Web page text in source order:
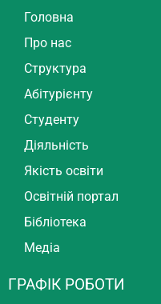
Головна
Про нас
Структура
Абітурієнту
Студенту
Діяльність
Якість освіти
Освітній портал
Бібліотека
Медіа
ГРАФІК РОБОТИ